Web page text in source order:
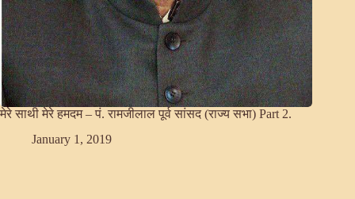
मेरे साथी मेरे हमदम – पं. रामजीलाल पूर्व सांसद (राज्य सभा) Part 2.
January 1, 2019